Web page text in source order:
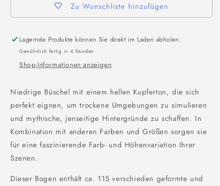
Zu Wunschliste hinzufügen
Lagernde Produkte können Sie direkt im Laden abholen.
Gewöhnlich fertig in 4 Stunden
Shop-Informationen anzeigen
Niedrige Büschel mit einem hellen Kupferton, die sich
perfekt eignen, um trockene Umgebungen zu simulieren
und mythische, jenseitige Hintergründe zu schaffen. In
Kombination mit anderen Farben und Größen sorgen sie
für eine faszinierende Farb- und Höhenvariation Ihrer
Szenen.
Dieser Bogen enthält ca. 115 verschieden geformte und